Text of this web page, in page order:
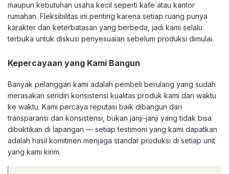
maupun kebutuhan usaha kecil seperti kafe atau kantor
rumahan. Fleksibilitas ini penting karena setiap ruang punya
karakter dan keterbatasan yang berbeda, jadi kami selalu
terbuka untuk diskusi penyesuaian sebelum produksi dimulai.
Kepercayaan yang Kami Bangun
Banyak pelanggan kami adalah pembeli berulang yang sudah
merasakan sendiri konsistensi kualitas produk kami dari waktu
ke waktu. Kami percaya reputasi baik dibangun dari
transparansi dan konsistensi, bukan janji-janji yang tidak bisa
dibuktikan di lapangan — setiap testimoni yang kami dapatkan
adalah hasil komitmen menjaga standar produksi di setiap unit
yang kami kirim.